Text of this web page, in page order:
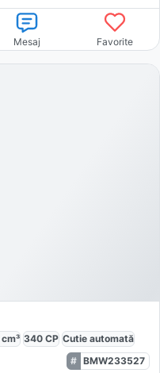
Mesaj Favorite
cm³ 340 CP Cutie automată
BMW233527